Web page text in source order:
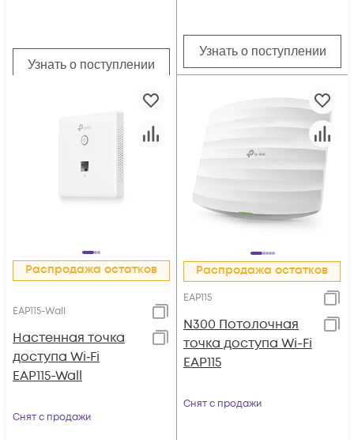
Узнать о поступлении
Узнать о поступлении
Распродажа остатков
EAP115-Wall
Настенная точка
доступа Wi‑Fi
EAP115-Wall
Снят с продажи
Распродажа остатков
EAP115
N300 Потолочная
точка доступа Wi-Fi
EAP115
Снят с продажи